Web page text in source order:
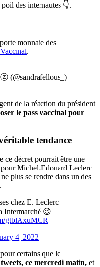
des internautes 👇.
monnaie des
.
(@sandrafellous_)
de la réaction du président
le pass vaccinal pour
tendance
ce décret pourrait être une
Michel-Edouard Leclerc.
plus se rendre dans un des
chez E. Leclerc
Intermarché 😉
gtblAxuMCR
4, 2022
certains que le
ce mercredi matin, et